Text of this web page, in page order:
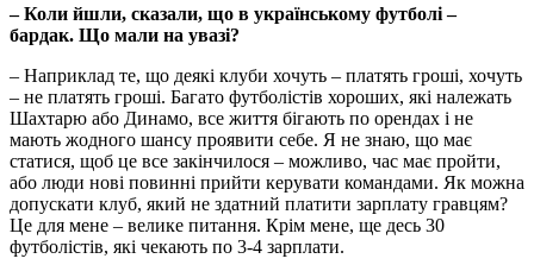
– Коли йшли, сказали, що в українському футболі –
бардак. Що мали на увазі?
– Наприклад те, що деякі клуби хочуть – платять гроші, хочуть
– не платять гроші. Багато футболістів хороших, які належать
Шахтарю або Динамо, все життя бігають по орендах і не
мають жодного шансу проявити себе. Я не знаю, що має
статися, щоб це все закінчилося – можливо, час має пройти,
або люди нові повинні прийти керувати командами. Як можна
допускати клуб, який не здатний платити зарплату гравцям?
Це для мене – велике питання. Крім мене, ще десь 30
футболістів, які чекають по 3-4 зарплати.